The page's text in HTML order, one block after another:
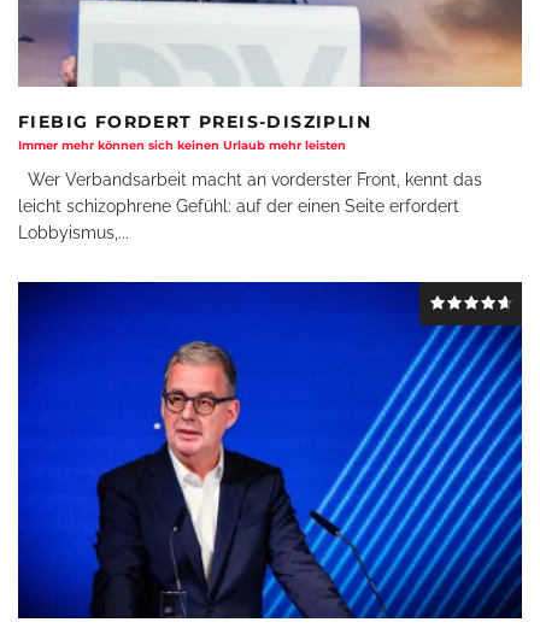
FIEBIG FORDERT PREIS-DISZIPLIN
Immer mehr können sich keinen Urlaub mehr leisten
Wer Verbandsarbeit macht an vorderster Front, kennt das
leicht schizophrene Gefühl: auf der einen Seite erfordert
Lobbyismus, ...